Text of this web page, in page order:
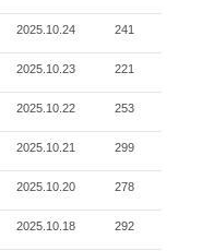
2025.10.24 241
2025.10.23 221
2025.10.22 253
2025.10.21 299
2025.10.20 278
2025.10.18 292